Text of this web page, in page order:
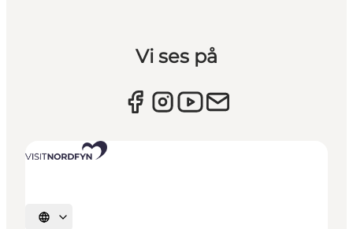
Vi ses på
Vælg sprog